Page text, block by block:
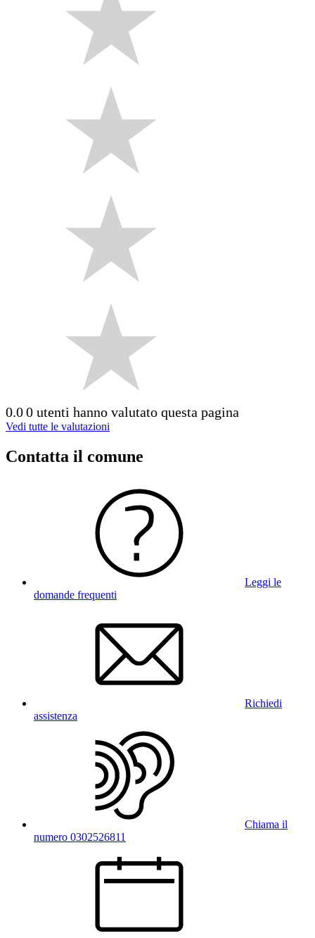
0.00 utenti hanno valutato questa pagina
Vedi tutte le valutazioni
Contatta il comune
Leggi le
domande frequenti
Richiedi
assistenza
Chiama il
numero 0302526811